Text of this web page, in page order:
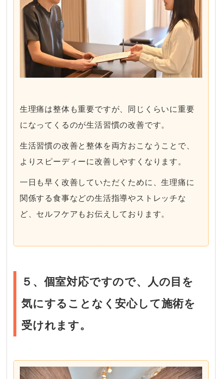
生理痛は整体も重要ですが、同じくらいに重要
になってくるのが生活習慣の改善です。
生活習慣の改善と整体を両方おこなうことで、
よりスピーディーに改善しやすくなります。
一日も早く改善していただくために、生理痛に
関係する食事などの生活指導やストレッチな
ど、セルフケアもお伝えしております。
５、個室対応ですので、人の目を
気にすることなく安心して施術を
受けれます。